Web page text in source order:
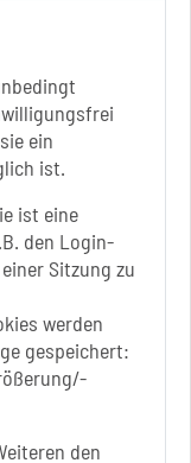
ein
ist.
ist eine
den Login-
Sitzung zu
werden
gespeichert:
den
(Elbe)